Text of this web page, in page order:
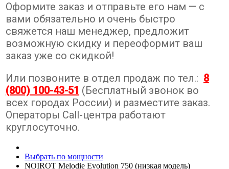
Оформите заказ и отправьте его нам — с
вами обязательно и очень быстро
свяжется наш менеджер, предложит
возможную скидку и переоформит ваш
заказ уже со скидкой!
Или позвоните в отдел продаж по тел.: 8
(800) 100-43-51 (Бесплатный звонок во
всех городах России) и разместите заказ.
Операторы Call-центра работают
круглосуточно.
Выбрать по мощности
NOIROT Melodie Evolution 750 (низкая модель)